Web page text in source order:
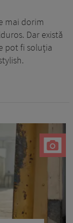
mai dorim
Dar există
pot fi soluția